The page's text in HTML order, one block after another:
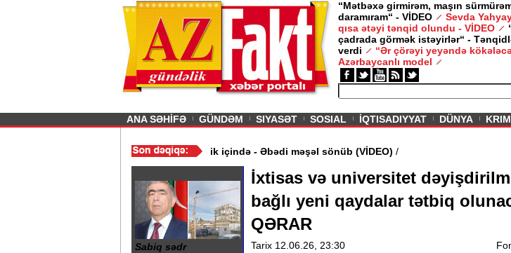
“Mətbəxə girmirəm, maşın
daramıram“ - VİDEO
Sevda
qısa ətəyi tənqid olundu - VİDEO
çadrada görmək istəyirlər“ -
verdi
“Ər çörəyi yeyəndə
Azərbaycanlı model
Previous
ANA SƏHİFƏ GÜNDƏM SIYASƏT SOSIAL İQTISADIYYAT DÜNYA
Gəncə şəhərində 20 Yanvar abidəsi zibillik içində - Əbədi məşəl sönüb (VİDEO)
Sabiq sədr
İxtisas və universitet
bağlı yeni qaydalar tətbiq
QƏRAR
Tarix 12.06.26, 23:30